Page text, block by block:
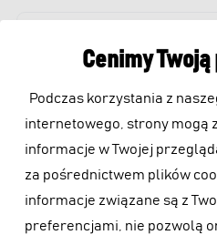
Cenimy
Podczas korzystania z
internetowego, strony mogą
informacje w Twojej
za pośrednictwem plików
informacje związane są z
preferencjami, nie pozwolą
GDZIE MOŻNA SIĘ
JAK PRZYGOTOWAĆ SIĘ